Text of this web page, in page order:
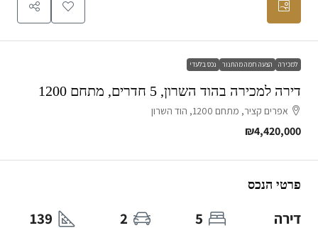
למכירה הצעה חמה מהתנור נכס בלעדי
דירה למכירה בהוד השרון, 5 חדרים, מתחם 1200
אפרים קציר, מתחם 1200, הוד השרון
₪4,420,000
פרטי הנכס
דירה
5
2
139